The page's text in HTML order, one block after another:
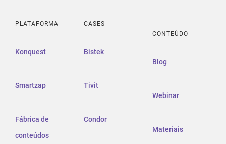
PLATAFORMA
Konquest
Smartzap
Fábrica de
conteúdos
CASES
Bistek
Tivit
Condor
CONTEÚDO
Blog
Webinar
Materiais